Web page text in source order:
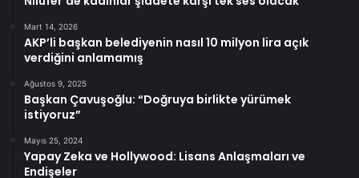
Mart 14, 2026
AKP’li başkan belediyenin nasıl 10 milyon lira açık
verdiğini anlamamış
Ağustos 9, 2025
Başkan Çavuşoğlu: “Doğruya birlikte yürümek
istiyoruz”
Mayıs 25, 2024
Yapay Zeka ve Hollywood: Lisans Anlaşmaları ve
Endişeler